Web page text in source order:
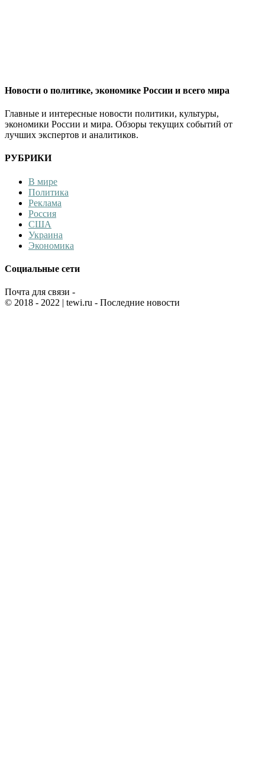
Новости о политике, экономике России и всего мира
Главные и интересные новости политики, культуры,
экономики России и мира. Обзоры текущих событий от
лучших экспертов и аналитиков.
РУБРИКИ
В мире
Политика
Реклама
Россия
США
Украина
Экономика
Социальные сети
Почта для связи -
© 2018 - 2022 | tewi.ru - Последние новости